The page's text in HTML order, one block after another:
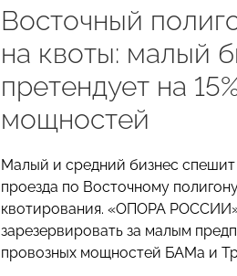
Восточный
на квоты: малый
претендует на
мощностей
Малый и средний бизнес спешит
проезда по Восточному
квотирования. «ОПОРА
зарезервировать за малым
провозных мощностей БАМа и